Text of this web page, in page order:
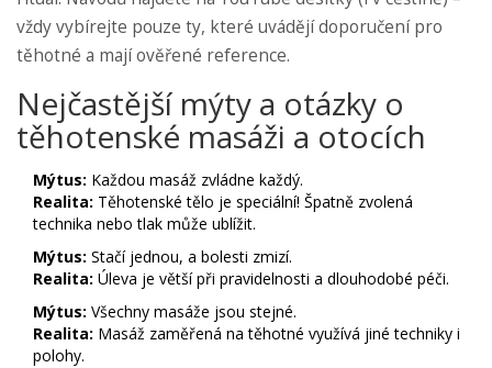
vždy vybírejte pouze ty, které uvádějí doporučení pro
těhotné a mají ověřené reference.
Nejčastější mýty a otázky o
těhotenské masáži a otocích
Mýtus: Každou masáž zvládne každý.
Realita: Těhotenské tělo je speciální! Špatně zvolená
technika nebo tlak může ublížit.
Mýtus: Stačí jednou, a bolesti zmizí.
Realita: Úleva je větší při pravidelnosti a dlouhodobé péči.
Mýtus: Všechny masáže jsou stejné.
Realita: Masáž zaměřená na těhotné využívá jiné techniky i
polohy.